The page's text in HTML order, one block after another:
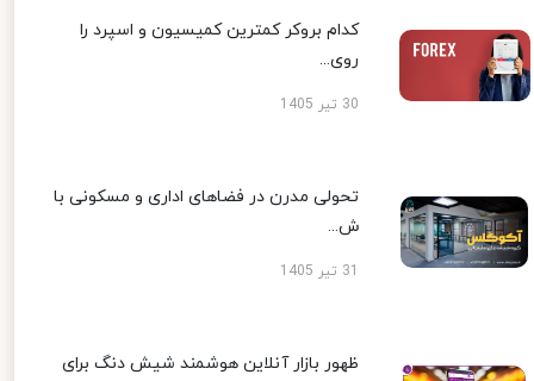
کدام بروکر کمترین کمیسیون و اسپرد را
روی...
30 تیر 1405
تحولی مدرن در فضاهای اداری و مسکونی با
ش...
ظهور بازار آنلاین هوشمند شیش دنگ برای